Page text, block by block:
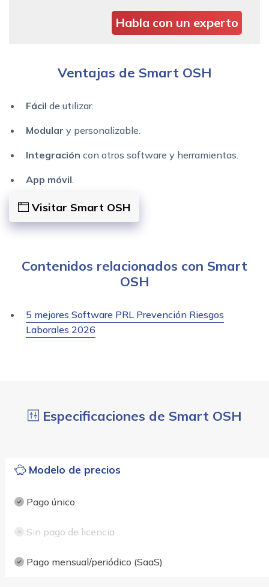
Habla con un experto
Ventajas de Smart OSH
Fácil de utilizar.
Modular y personalizable.
Integración con otros software y herramientas.
App móvil
Visitar Smart OSH
Contenidos relacionados con Smart
OSH
5 mejores Software PRL Prevención Riesgos
Laborales 2026
Especificaciones de Smart OSH
Modelo de precios
Pago único
Sin pago de licencia
Pago mensual/periódico (SaaS)